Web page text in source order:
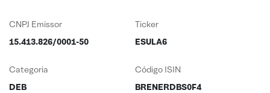
CNPJ Emissor
15.413.826/0001-50
Ticker
ESULA6
Categoria
DEB
Código ISIN
BRENERDBS0F4